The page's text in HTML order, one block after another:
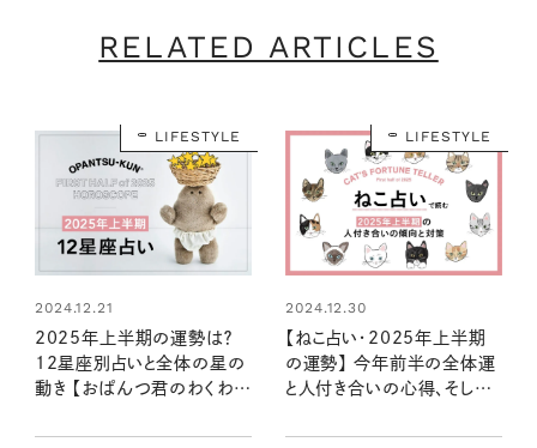
RELATED ARTICLES
LIFESTYLE
2024.12.21
2025年上半期の運勢は？
12星座別占いと全体の星の
動き 【おぱんつ君のわくわく
LIFESTYLE
2024.12.30
【ねこ占い・2025年上半期
の運勢】 今年前半の全体運
と人付き合いの心得、そして